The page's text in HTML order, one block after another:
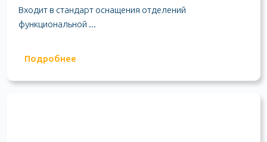
Входит в стандарт оснащения отделений
функциональной ...
Подробнее